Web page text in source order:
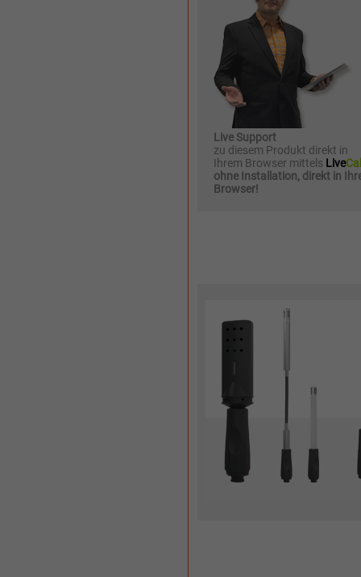
Live Support
zu diesem Produkt direkt in
Ihrem Browser mittels Live
ohne Installation, direkt in
Browser!